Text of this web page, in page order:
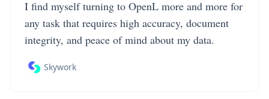
I find myself turning to OpenL more and more for
any task that requires high accuracy, document
integrity, and peace of mind about my data.
Skywork